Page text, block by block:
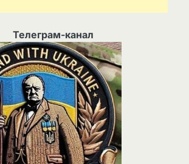
Телеграм-канал